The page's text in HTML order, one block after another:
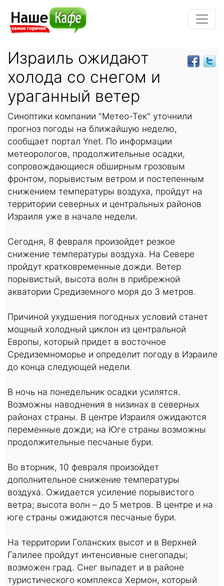
Израиль ожидают
холода со снегом и
ураганный ветер
Синоптики компании "Метео-Тек" уточнили
прогноз погоды на ближайшую неделю,
сообщает портал Ynet. По информации
метеорологов, продолжительные осадки,
сопровождающиеся обширным грозовым
фронтом, порывистым ветром и постепенным
снижением температуры воздуха, пройдут на
территории северных и центральных районов
Израиля уже в начале недели.
Сегодня, 8 февраля произойдет резкое
снижение температуры воздуха. На Севере
пройдут кратковременные дожди. Ветер
порывистый, высота волн в прибрежной
акватории Средиземного моря до 3 метров.
Причиной ухудшения погодных условий станет
мощный холодный циклон из центральной
Европы, который придет в восточное
Средиземноморье и определит погоду в Израиле
до конца следующей недели.
В ночь на понедельник осадки усилятся.
Возможны наводнения в низинах в северных
районах страны. В центре Израиля ожидаются
переменные дожди; на Юге страны возможны
продолжительные песчаные бури.
Во вторник, 10 февраля произойдет
дополнительное снижение температуры
воздуха. Ожидается усиление порывистого
ветра; высота волн – до 5 метров. В центре и на
юге страны ожидаются песчаные бури.
На территории Голанских высот и в Верхней
Галилее пройдут интенсивные снегопады;
возможен град. Снег выпадет и в районе
туристического комплекса Хермон, который